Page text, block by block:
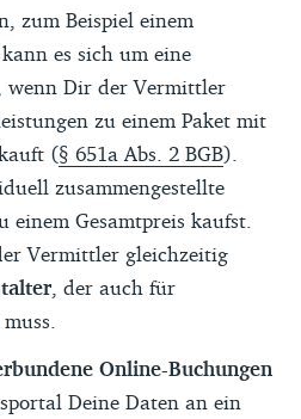
zum Beispiel einem
es sich um eine
wenn Dir der Vermittler
zu einem Paket mit
(§ 651a Abs. 2 BGB).
zusammengestellte
einem Gesamtpreis kaufst.
Vermittler gleichzeitig
, der auch für
Online-Buchungen
Deine Daten an ein